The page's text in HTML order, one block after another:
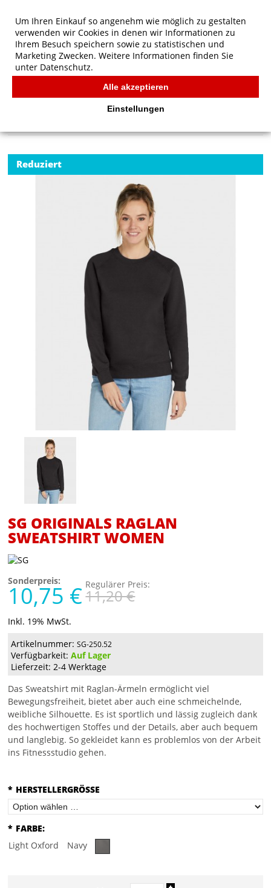
SG Originals Raglan Sweatshirt Women
Reduziert
SG ORIGINALS RAGLAN
SWEATSHIRT WOMEN
Sonderpreis:
10,75 € Regulärer Preis:
11,20 €
Inkl. 19% MwSt.
Artikelnummer: SG-250.52
Verfügbarkeit:Auf Lager
Lieferzeit: 2-4 Werktage
Das Sweatshirt mit Raglan-Ärmeln ermöglicht viel
Bewegungsfreiheit, bietet aber auch eine schmeichelnde,
weibliche Silhouette. Es ist sportlich und lässig zugleich dank
des hochwertigen Stoffes und der Details, aber auch bequem
und langlebig. So gekleidet kann es problemlos von der Arbeit
ins Fitnessstudio gehen.
* HERSTELLERGRÖSSE
* FARBE:
Light Oxford
Navy
Um Ihren Einkauf so angenehm wie möglich zu gestalten
verwenden wir Cookies in denen wir Informationen zu
Ihrem Besuch speichern sowie zu statistischen und
Marketing Zwecken. Weitere Informationen finden Sie
unter Datenschutz.
Alle akzeptieren
Einstellungen